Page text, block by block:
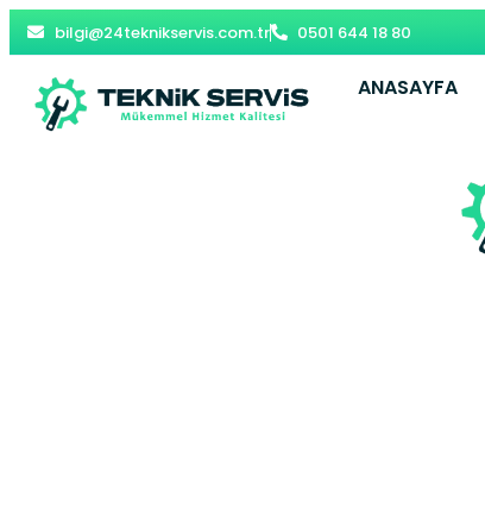
bilgi@24teknikservis.com.tr 0501 644 18 80
ANASAYFA